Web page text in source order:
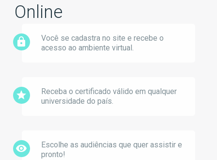
Online
lock
Você se cadastra no site e recebe o
acesso ao ambiente virtual.
star
Receba o certificado válido em qualquer
universidade do país.
remove_red_eye
Escolhe as audiências que quer assistir e
pronto!